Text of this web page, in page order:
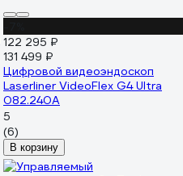
122 295 ₽
131 499 ₽
Цифровой видеоэндоскоп
Laserliner VideoFlex G4 Ultra
082.240A
5
(6)
В корзину